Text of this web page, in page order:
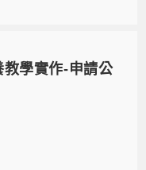
學實作-申請公